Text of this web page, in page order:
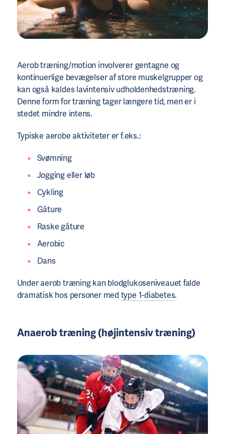
Aerob træning/motion involverer gentagne og
kontinuerlige bevægelser af store muskelgrupper og
kan også kaldes lavintensiv udholdenhedstræning.
Denne form for træning tager længere tid, men er i
stedet mindre intens.
Typiske aerobe aktiviteter er f.eks.:
Svømning
Jogging eller løb
Cykling
Gåture
Raske gåture
Aerobic
Dans
Under aerob træning kan blodglukoseniveauet falde
dramatisk hos personer med type 1-diabetes.
Anaerob træning (højintensiv træning)